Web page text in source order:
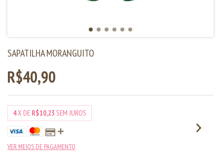
SAPATILHA MORANGUITO
R$40,90
4X DE R$10,23 SEM JUROS
VER MEIOS DE PAGAMENTO